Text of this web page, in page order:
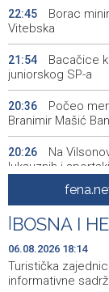
22:45
Borac
Vitebska
21:54
Bacačice
juniorskog SP-a
20:36
Počeo
Branimir Mašić
20:26
Na
luksuznih i
19:55
Drugi
Livna
19:45
Novi
BOSNA I
06.08.2026 18:14
Turistička
informativne